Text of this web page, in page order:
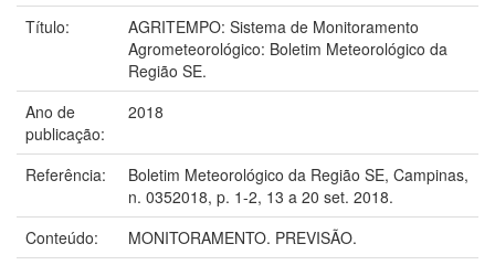
Título:
AGRITEMPO: Sistema de Monitoramento
Agrometeorológico: Boletim Meteorológico da
Região SE.
Ano de
publicação:
2018
Referência:
Boletim Meteorológico da Região SE, Campinas,
n. 0352018, p. 1-2, 13 a 20 set. 2018.
Conteúdo:
MONITORAMENTO. PREVISÃO.